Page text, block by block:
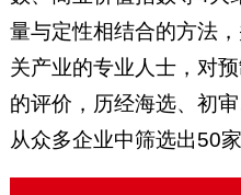
量与定性相结合的方法
关产业的专业人士，对
的评价，历经海选、初
从众多企业中筛选出50家